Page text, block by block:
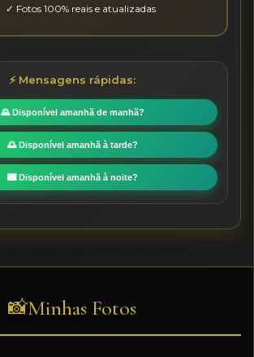
✓ Fotos 100% reais e atualizadas
⚡ Mensagens rápidas:
🌄 Disponível amanhã de manhã?
🌅 Disponível amanhã à tarde?
🌃 Disponível amanhã à noite?
📸Minhas Fotos